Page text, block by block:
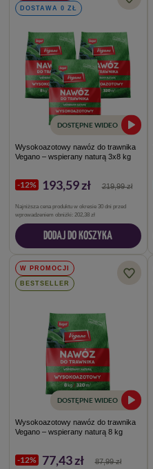
DOSTAWA 0 ZŁ
DOSTĘPNE WIDEO
Wysokoazotowy nawóz do trawnika
Vegano – wspierany naturą 3x8 kg
219,99 zł
-12% 193,59 zł
Najniższa cena produktu w okresie 30 dni przed
wprowadzeniem obniżki: 202,38 zł
DODAJ DO KOSZYKA
W PROMOCJI
BESTSELLER
DOSTĘPNE WIDEO
Wysokoazotowy nawóz do trawnika
Vegano – wspierany naturą 8 kg
87,99 zł
-12% 77,43 zł